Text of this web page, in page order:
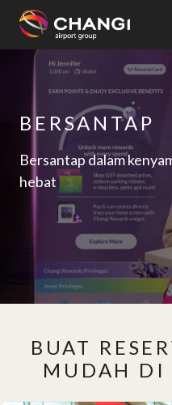
Changi
Language
Select:
BERSANTAP
Bersantap dalam
hebat
BUAT
MUDAH DI